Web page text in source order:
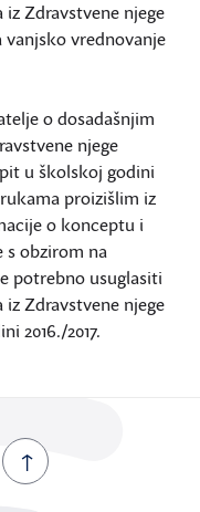
Zdravstvene njege
vrednovanje
o dosadašnjim
njege
u školskoj godini
proizišlim iz
o konceptu i
s obzirom na
potrebno usuglasiti
Zdravstvene njege
2016./2017.